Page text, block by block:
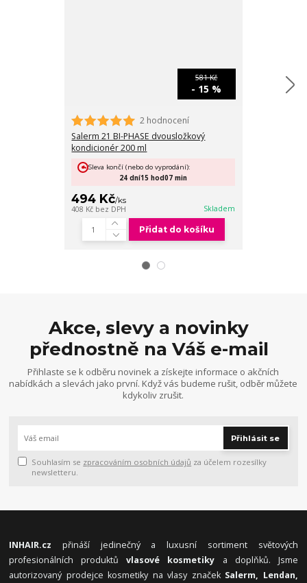
581 Kč
- 15 %
2 hodnocení
Salerm 21 BI-PHASE dvousložkový
kondicionér 200 ml
494 Kč/ks
408 Kč bez DPH Skladem
Sleva končí (nebo do vyprodání):
24 dní15 hod07 min
Přidat do košíku
Akce, slevy a novinky
přednostně na Váš e-mail
Přihlaste se k odběru novinek a získejte informace o akčních
nabídkách a slevách jako první. Když vás budeme rušit, odběr můžete
kdykoliv zrušit.
Přihlásit se
Souhlasím se zpracováním osobních údajů za účelem rozesílky
newsletteru.
INHAIR.cz přináší jedinečný a luxusní sortiment světových
profesionálních produktůvlasové kosmetiky a doplňků. Jsme
autorizovaný prodejce kosmetiky na vlasy značek Salerm, Lendan,